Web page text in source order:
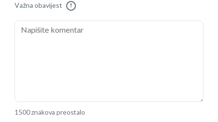
Važna obavijest !
1500 znakova preostalo